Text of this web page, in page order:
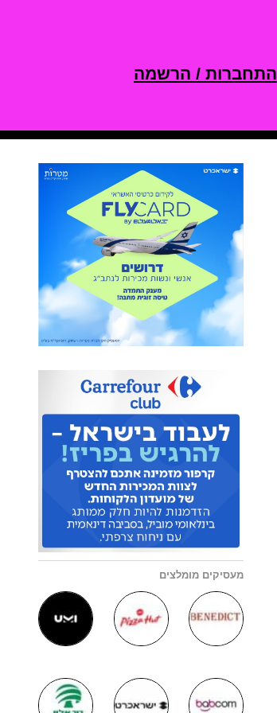
התחברות / הרשמה
מעסיקים מומלצים